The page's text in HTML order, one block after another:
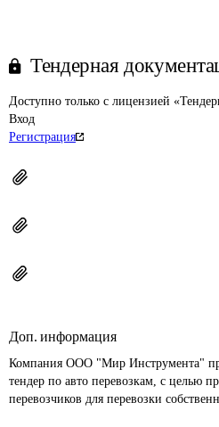
Тендерная
Доступно только с лицензией
Вход
Регистрация
Доп. информация
Компания ООО "Мир Инструмента"
тендер по авто перевозкам, с целью
перевозчиков для перевозки